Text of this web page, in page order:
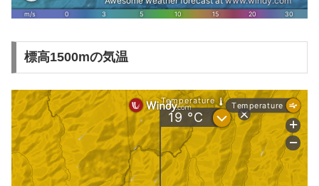
標高1500mの気温